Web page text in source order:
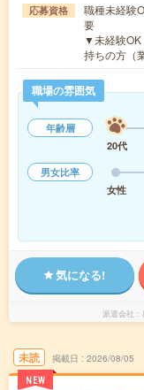
応募資格
職種未経験
要
▼未経験
持ちの方（
職場の雰囲気
年齢層
20代
男女比率
女性
気になる!
派遣会社
未読
NEW
掲載日 2026/08/05